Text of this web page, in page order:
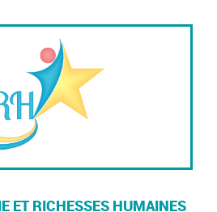
ET RICHESSES HUMAINES